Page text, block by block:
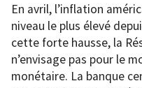
En avril, l’inflation
niveau le plus élevé
cette forte hausse, la
n’envisage pas pour le
monétaire. La banque